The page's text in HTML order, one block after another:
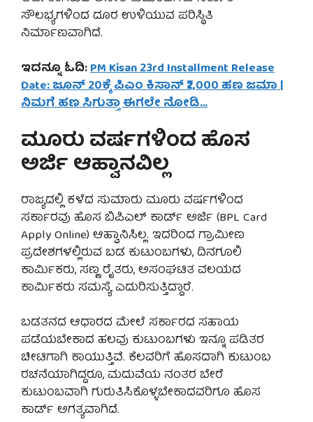
ಸೌಲಭ್ಯಗಳಿಂದ ದೂರ ಉಳಿಯುವ ಪರಿಸ್ಥಿತಿ
ನಿರ್ಮಾಣವಾಗಿದೆ.
ಇದನ್ನೂ ಓದಿ:PM Kisan 23rd Installment Release
Date: ಜೂನ್ 20ಕ್ಕೆ ಪಿಎಂ ಕಿಸಾನ್ ₹2,000 ಹಣ ಜಮಾ |
ನಿಮಗೆ ಹಣ ಸಿಗುತ್ತಾ ಈಗಲೇ ನೋಡಿ…
ಮೂರು ವರ್ಷಗಳಿಂದ ಹೊಸ
ಅರ್ಜಿ ಆಹ್ವಾನವಿಲ್ಲ
ರಾಜ್ಯದಲ್ಲಿ ಕಳೆದ ಸುಮಾರು ಮೂರು ವರ್ಷಗಳಿಂದ
ಸರ್ಕಾರವು ಹೊಸ ಬಿಪಿಎಲ್ ಕಾರ್ಡ್ ಅರ್ಜಿ (BPL Card
Apply Online) ಆಹ್ವಾನಿಸಿಲ್ಲ. ಇದರಿಂದ ಗ್ರಾಮೀಣ
ಪ್ರದೇಶಗಳಲ್ಲಿರುವ ಬಡ ಕುಟುಂಬಗಳು, ದಿನಗೂಲಿ
ಕಾರ್ಮಿಕರು, ಸಣ್ಣ ರೈತರು, ಅಸಂಘಟಿತ ವಲಯದ
ಕಾರ್ಮಿಕರು ಸಮಸ್ಯೆ ಎದುರಿಸುತ್ತಿದ್ದಾರೆ.
ಬಡತನದ ಆಧಾರದ ಮೇಲೆ ಸರ್ಕಾರದ ಸಹಾಯ
ಪಡೆಯಬೇಕಾದ ಹಲವು ಕುಟುಂಬಗಳು ಇನ್ನೂ ಪಡಿತರ
ಚೀಟಿಗಾಗಿ ಕಾಯುತ್ತಿವೆ. ಕೆಲವರಿಗೆ ಹೊಸದಾಗಿ ಕುಟುಂಬ
ರಚನೆಯಾಗಿದ್ದರೂ, ಮದುವೆಯ ನಂತರ ಬೇರೆ
ಕುಟುಂಬವಾಗಿ ಗುರುತಿಸಿಕೊಳ್ಳಬೇಕಾದವರಿಗೂ ಹೊಸ
ಕಾರ್ಡ್ ಅಗತ್ಯವಾಗಿದೆ.